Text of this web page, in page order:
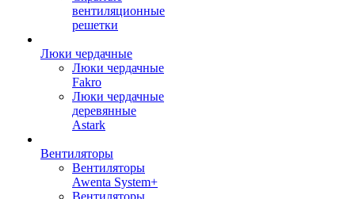
вентиляционные
решетки
Люки чердачные
Люки чердачные
Fakro
Люки чердачные
деревянные
Astark
Вентиляторы
Вентиляторы
Awenta System+
Вентиляторы